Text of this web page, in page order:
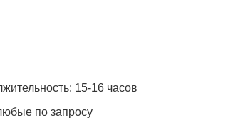
15-16 часов
по запросу